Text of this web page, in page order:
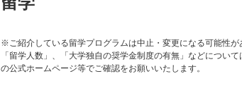
※ご紹介している留学プログラムは中止・変更になる可能性が
「留学人数」、「大学独自の奨学金制度の有無」などについ
の公式ホームページ等でご確認をお願いいたします。